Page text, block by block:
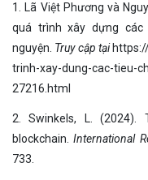
1. Lã Việt Phương và
quá trình xây dựng
nguyện. Truy cập tại
trinh-xay-dung-cac-tieu-
27216.html
2. Swinkels, L. (2024).
blockchain.International
733.